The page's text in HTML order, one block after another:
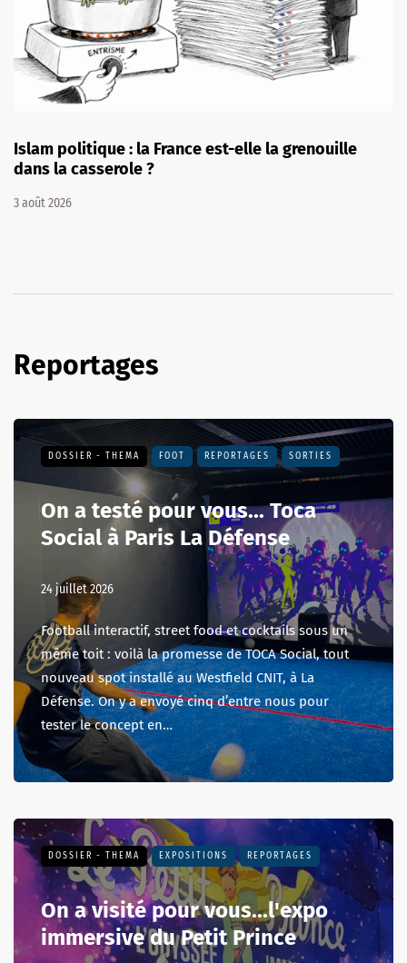
Afflux de migrants à Ceuta en Espagne : on vous
explique cette disposition de la loi qui a tout
Reportages
DOSSIER - THEMA FOOT REPORTAGES SORTIES
On a testé pour vous... Toca
Social à Paris La Défense
24 juillet 2026
Football interactif, street food et cocktails sous un
même toit : voilà la promesse de TOCA Social, tout
nouveau spot installé au Westfield CNIT, à La
Défense. On y a envoyé cinq d’entre nous pour
tester le concept en…
DOSSIER - THEMA EXPOSITIONS REPORTAGES
On a visité pour vous...l'expo
immersive du Petit Prince